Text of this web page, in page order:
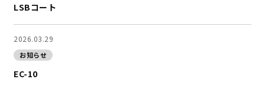
LSBコート
2026.03.29
お知らせ
EC-10